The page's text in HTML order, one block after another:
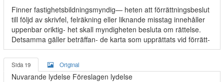
Finner fastighetsbildningsmyndig— heten att förrättningsbeslut
till följd av skrivfel, felräkning eller liknande misstag innehåller
uppenbar oriktig- het skall myndigheten besluta om rättelse.
Detsamma gäller beträffan- de karta som upprättats vid förrätt-
Sida 19 Original
Nuvarande lydelse Föreslagen lydelse